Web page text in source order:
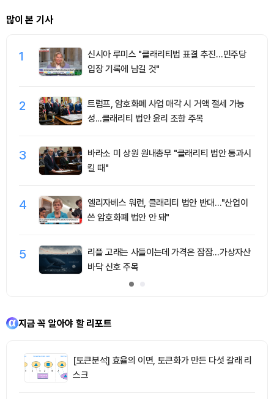
많이 본 기사
1
신시아 루미스 "클래리티법 표결 추진…민주당
입장 기록에 남길 것"
2
트럼프, 암호화폐 사업 매각 시 거액 절세 가능
성...클래리티 법안 윤리 조항 주목
3
바라소 미 상원 원내총무 "클래리티 법안 통과시
킬 때"
4
엘리자베스 워런, 클래리티 법안 반대…"산업이
쓴 암호화폐 법안 안 돼"
5
리플 고래는 사들이는데 가격은 잠잠…가상자산
바닥 신호 주목
지금 꼭 알아야 할 리포트
[토큰분석] 효율의 이면, 토큰화가 만든 다섯 갈래 리
스크